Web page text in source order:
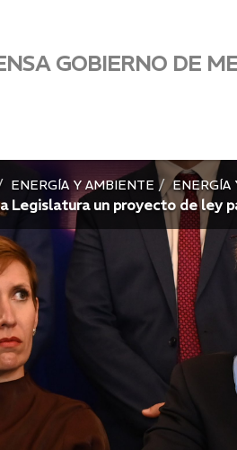
GOBIERNO DE
ENERGÍA Y AMBIENTE ENERGÍA
Legislatura un proyecto de ley